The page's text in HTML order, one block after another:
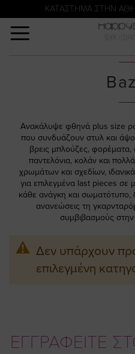
KATΑΣΤΗΜΑ ΣΤΗΝ
Ανακάλυψε φθηνά plus size
που συνδυάζουν στυλ και
βρεις μπλούζες,
παντελόνια, κολάν και
χρωμάτων και σχεδίων,
για επιλεγμένα last pieces
κάθε ανάγκη και σωματότυπο,
ανανεώσεις τη
συμβιβασμούς
Δεν υπάρχουν
επιλεγμένη
ΕΓΓΡΑΦΕΙΤΕ
Αναζήτηση